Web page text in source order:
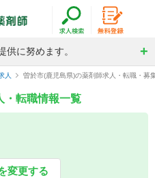
供に努めます。
人 曽於市(鹿児島県)の薬剤師求人・転職・募
・転職情報一覧
変更する